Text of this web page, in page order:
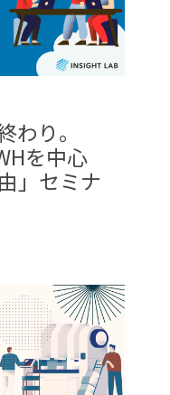
わり。
を中心
」セミナ